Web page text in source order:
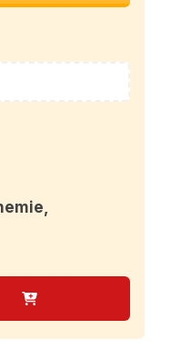
Anzahl: Gib den